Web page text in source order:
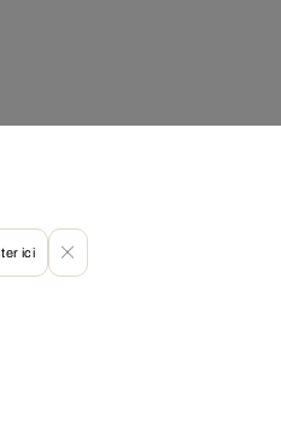
ici